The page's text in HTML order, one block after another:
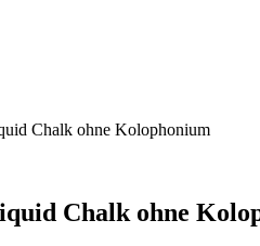
Chalk ohne Kolophonium
Chalk ohne